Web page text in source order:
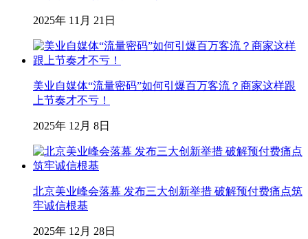
2025年 11月 21日
美业自媒体“流量密码”如何引爆百万客流？商家这样跟
上节奏才不亏！
2025年 12月 8日
北京美业峰会落幕 发布三大创新举措 破解预付费痛点筑
牢诚信根基
2025年 12月 28日